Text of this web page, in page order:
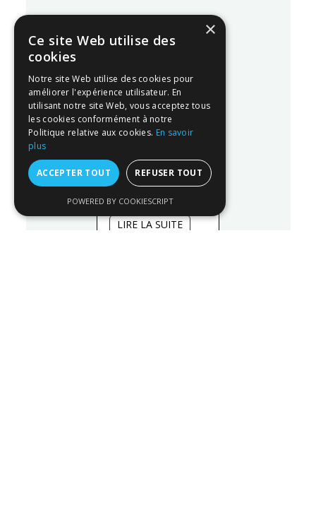
22-02-2026
Sculptra
LIRE LA SUITE
×
Ce site Web utilise des
cookies
Notre site Web utilise des cookies pour
améliorer l'expérience utilisateur. En
utilisant notre site Web, vous acceptez tous
les cookies conformément à notre
Politique relative aux cookies. En savoir
plus
ACCEPTER TOUT REFUSER TOUT
POWERED BY COOKIESCRIPT